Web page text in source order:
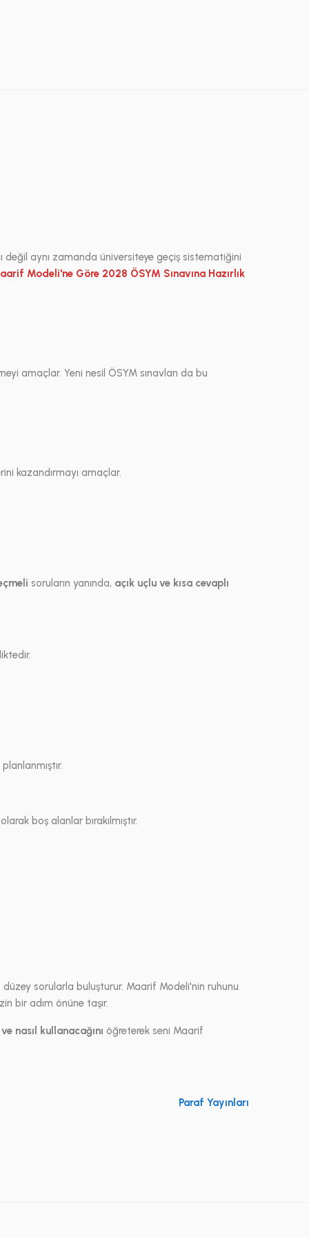
değil aynı zamanda üniversiteye geçiş sistematiğini
Modeli'ne Göre 2028 ÖSYM Sınavına Hazırlık
amaçlar. Yeni nesil ÖSYM sınavları da bu
kazandırmayı amaçlar.
soruların yanında, açık uçlu ve kısa cevaplı
boş alanlar bırakılmıştır.
sorularla buluşturur. Maarif Modeli'nin ruhunu
bir adım önüne taşır.
nasıl kullanacağını öğreterek seni Maarif
Paraf Yayınları